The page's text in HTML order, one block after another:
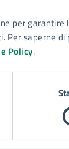
per
saperne
Policy.
la